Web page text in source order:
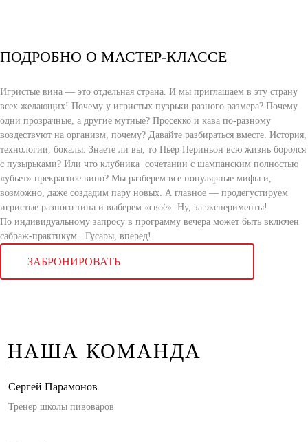
ПОДРОБНО О МАСТЕР-КЛАССЕ
Игристые вина — это отдельная страна. И мы приглашаем в эту страну
всех желающих! Почему у игристых пузрьки разного размера? Почему
одни прозрачные, а другие мутные? Просекко и кава по-разному
воздествуют на организм, почему? Давайте разбираться вместе. История,
технологии, бокалы. Знаете ли вы, то Пьер Периньон всю жизнь боролся
с пузырьками? Или что клубника сочетании с шампанским полностью
«убьет» прекрасное вино? Мы разберем все популярные мифы и,
возможно, даже создадим пару новых. А главное — продегустируем
игристые разного типа и выберем «своё». Ну, за эксперименты!
По индивидуальному запросу в программу вечера может быть включен
cабраж-практикум. Гусары, вперед!
ЗАБРОНИРОВАТЬ
НАША КОМАНДА
Сергей Парамонов
Тренер школы пивоваров